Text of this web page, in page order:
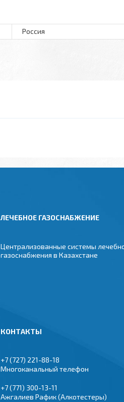
Россия
ЛЕЧЕБНОЕ ГАЗОСНАБЖЕНИЕ
Централизованные системы
газоснабжения в Казахстане
+7 (727) 221-88-18
Многоканальный телефон
+7 (771) 300-13-11
Ажгалиев Рафик (Алкотестеры)